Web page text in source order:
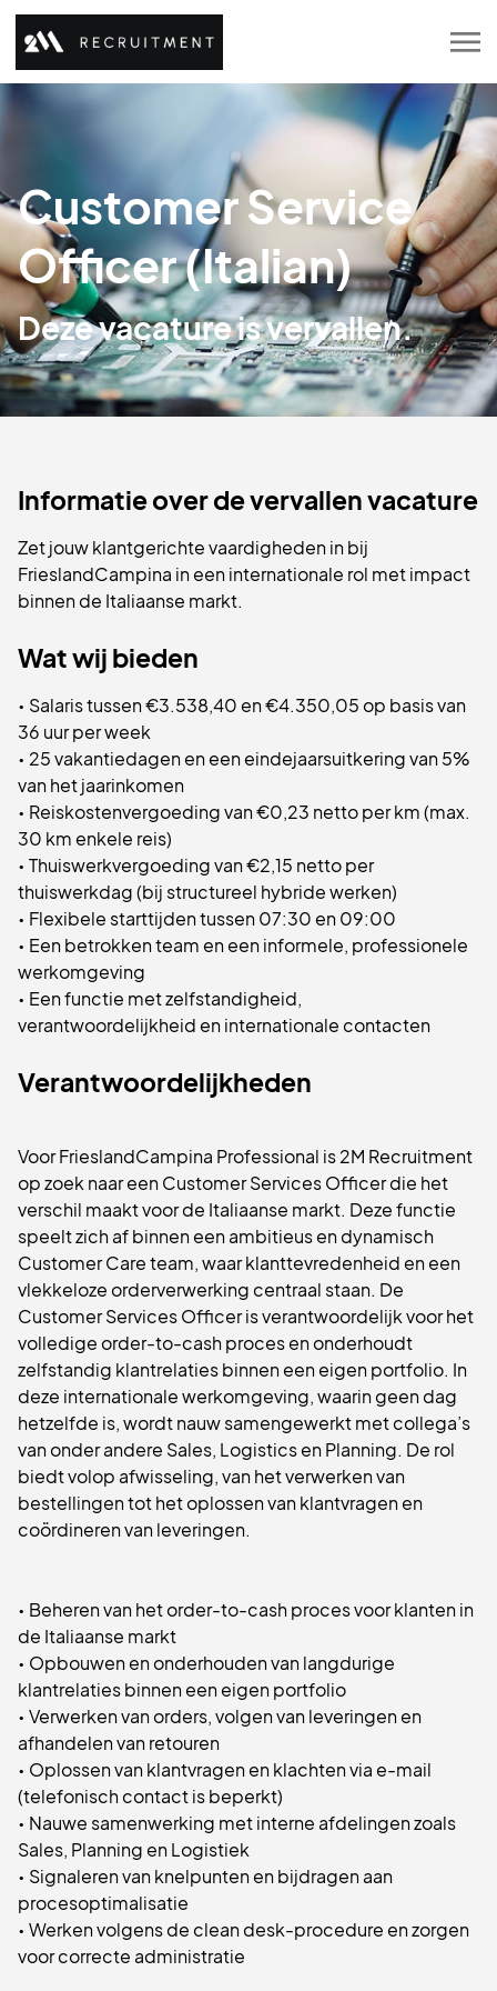
Customer Service
Officer (Italian)
Deze vacature is vervallen.
Informatie over de vervallen vacature
Zet jouw klantgerichte vaardigheden in bij
FrieslandCampina in een internationale rol met impact
binnen de Italiaanse markt.
Wat wij bieden
• Salaris tussen €3.538,40 en €4.350,05 op basis van
36 uur per week
• 25 vakantiedagen en een eindejaarsuitkering van 5%
van het jaarinkomen
• Reiskostenvergoeding van €0,23 netto per km (max.
30 km enkele reis)
• Thuiswerkvergoeding van €2,15 netto per
thuiswerkdag (bij structureel hybride werken)
• Flexibele starttijden tussen 07:30 en 09:00
• Een betrokken team en een informele, professionele
werkomgeving
• Een functie met zelfstandigheid,
verantwoordelijkheid en internationale contacten
Verantwoordelijkheden
Voor FrieslandCampina Professional is 2M Recruitment
op zoek naar een Customer Services Officer die het
verschil maakt voor de Italiaanse markt. Deze functie
speelt zich af binnen een ambitieus en dynamisch
Customer Care team, waar klanttevredenheid en een
vlekkeloze orderverwerking centraal staan. De
Customer Services Officer is verantwoordelijk voor het
volledige order-to-cash proces en onderhoudt
zelfstandig klantrelaties binnen een eigen portfolio. In
deze internationale werkomgeving, waarin geen dag
hetzelfde is, wordt nauw samengewerkt met collega’s
van onder andere Sales, Logistics en Planning. De rol
biedt volop afwisseling, van het verwerken van
bestellingen tot het oplossen van klantvragen en
coördineren van leveringen.
• Beheren van het order-to-cash proces voor klanten in
de Italiaanse markt
• Opbouwen en onderhouden van langdurige
klantrelaties binnen een eigen portfolio
• Verwerken van orders, volgen van leveringen en
afhandelen van retouren
• Oplossen van klantvragen en klachten via e-mail
(telefonisch contact is beperkt)
• Nauwe samenwerking met interne afdelingen zoals
Sales, Planning en Logistiek
• Signaleren van knelpunten en bijdragen aan
procesoptimalisatie
• Werken volgens de clean desk-procedure en zorgen
voor correcte administratie